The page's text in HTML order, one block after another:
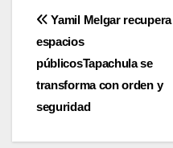
Navegación
de
entradas
Yamil Melgar recupera
espacios
públicosTapachula se
transforma con orden y
seguridad